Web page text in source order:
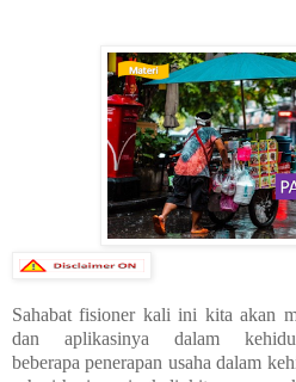
Sahabat fisioner kali ini kita akan
dan aplikasinya dalam
beberapapenerapan usaha dalam